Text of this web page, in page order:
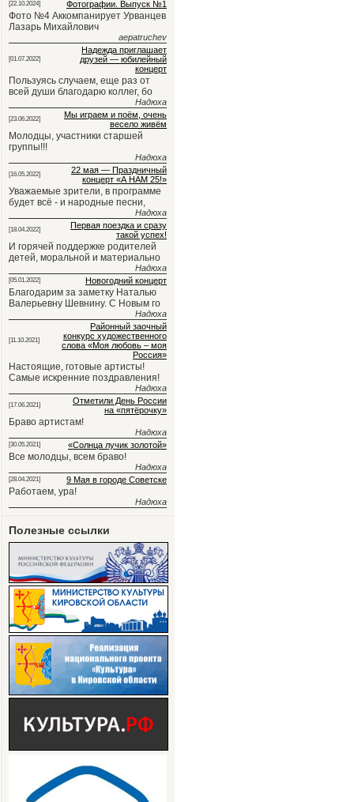
[22.10.2024] Фотографии. Выпуск №1
Фото №4 Аккомпанирует Урванцев
Лазарь Михайлович
aepatruchev
[01.07.2022]
Надежда приглашает
друзей — юбилейный
концерт
Пользуясь случаем, еще раз от
всей души благодарю коллег, бо
Надюха
[23.06.2022]
Мы играем и поём, очень
весело живём
Молодцы, участники старшей
группы!!!
Надюха
[16.05.2022]
22 мая — Праздничный
концерт «А НАМ 25!»
Уважаемые зрители, в программе
будет всё - и народные песни,
Надюха
[18.04.2022]
Первая поездка и сразу
такой успех!
И горячей поддержке родителей
детей, моральной и материально
Надюха
[05.01.2022] Новогодний концерт
Благодарим за заметку Наталью
Валерьевну Шевнину. С Новым го
Надюха
[11.10.2021]
Районный заочный
конкурс художественного
слова «Моя любовь – моя
Россия»
Настоящие, готовые артисты!
Самые искренние поздравления!
Надюха
[17.06.2021]
Отметили День России
на «пятёрочку»
Браво артистам!
Надюха
[30.05.2021] «Солнца лучик золотой»
Все молодцы, всем браво!
Надюха
[28.04.2021] 9 Мая в городе Советске
Работаем, ура!
Надюха
Полезные ссылки